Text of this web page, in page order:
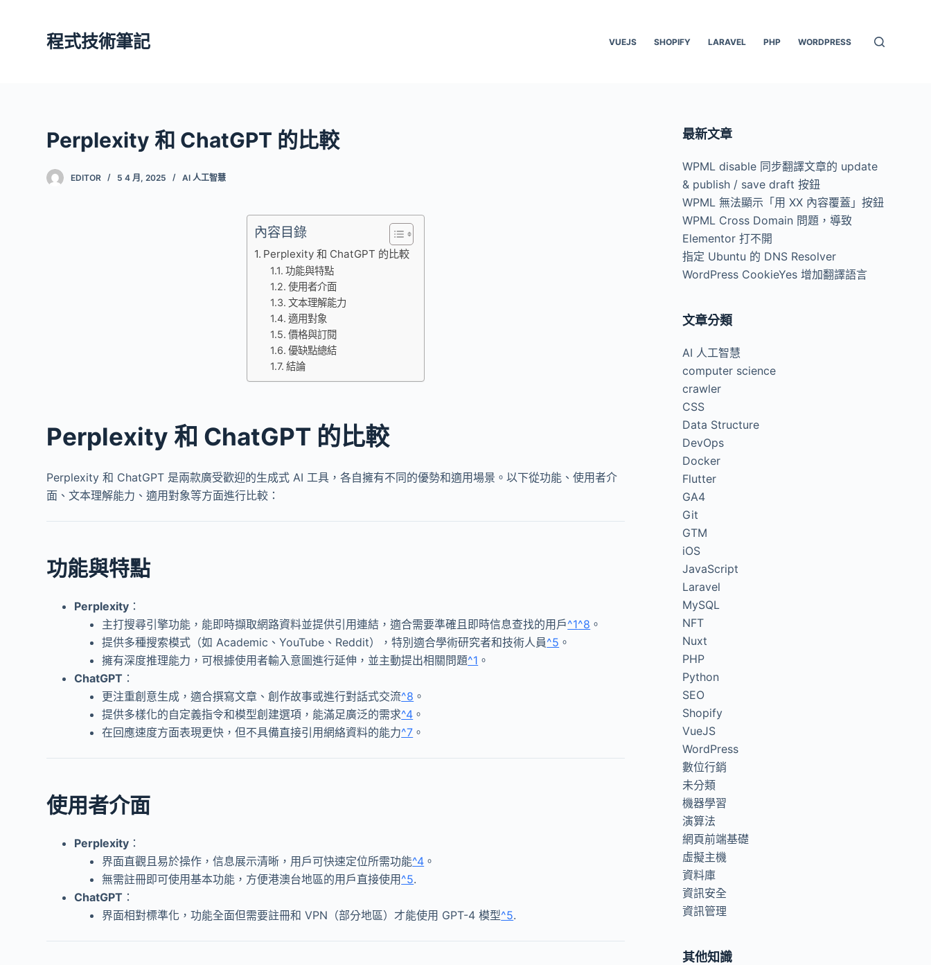
程式技術筆記 VUEJS SHOPIFY LARAVEL PHP WORDPRESS
Perplexity 和 ChatGPT 的比較
EDITOR 5 4 月, 2025 AI 人工智慧
內容目錄
Perplexity 和 ChatGPT 的比較
功能與特點
使用者介面
文本理解能力
適用對象
價格與訂閱
優缺點總結
結論
Perplexity 和 ChatGPT 的比較
Perplexity 和 ChatGPT 是兩款廣受歡迎的生成式 AI 工具，各自擁有不同的優勢和適用場景。以下從功能、使用者介
面、文本理解能力、適用對象等方面進行比較：
功能與特點
Perplexity ：
主打搜尋引擎功能，能即時擷取網路資料並提供引用連結，適合需要準確且即時信息查找的用戶^1^8 。
提供多種搜索模式（如 Academic、YouTube、Reddit），特別適合學術研究者和技術人員^5 。
擁有深度推理能力，可根據使用者輸入意圖進行延伸，並主動提出相關問題^1 。
ChatGPT ：
更注重創意生成，適合撰寫文章、創作故事或進行對話式交流^8 。
提供多樣化的自定義指令和模型創建選項，能滿足廣泛的需求^4 。
在回應速度方面表現更快，但不具備直接引用網絡資料的能力^7 。
使用者介面
Perplexity ：
界面直觀且易於操作，信息展示清晰，用戶可快速定位所需功能^4 。
無需註冊即可使用基本功能，方便港澳台地區的用戶直接使用^5.
ChatGPT ：
界面相對標準化，功能全面但需要註冊和 VPN（部分地區）才能使用 GPT-4 模型^5.
最新文章
WPML disable 同步翻譯文章的 update
& publish / save draft 按鈕
WPML 無法顯示「用 XX 內容覆蓋」按鈕
WPML Cross Domain 問題，導致
Elementor 打不開
指定 Ubuntu 的 DNS Resolver
WordPress CookieYes 增加翻譯語言
文章分類
AI 人工智慧
computer science
crawler
CSS
Data Structure
DevOps
Docker
Flutter
GA4
Git
GTM
iOS
JavaScript
Laravel
MySQL
NFT
Nuxt
PHP
Python
SEO
Shopify
VueJS
WordPress
數位行銷
未分類
機器學習
演算法
網頁前端基礎
虛擬主機
資料庫
資訊安全
資訊管理
其他知識